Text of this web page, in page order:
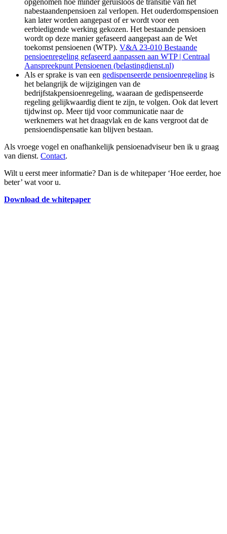
opgenomen hoe minder geruisloos de transitie van het
nabestaandenpensioen zal verlopen. Het ouderdomspensioen
kan later worden aangepast of er wordt voor een
eerbiedigende werking gekozen. Het bestaande pensioen
wordt op deze manier gefaseerd aangepast aan de Wet
toekomst pensioenen (WTP). V&A 23-010 Bestaande
pensioenregeling gefaseerd aanpassen aan WTP | Centraal
Aanspreekpunt Pensioenen (belastingdienst.nl)
Als er sprake is van een gedispenseerde pensioenregeling is
het belangrijk de wijzigingen van de
bedrijfstakpensioenregeling, waaraan de gedispenseerde
regeling gelijkwaardig dient te zijn, te volgen. Ook dat levert
tijdwinst op. Meer tijd voor communicatie naar de
werknemers wat het draagvlak en de kans vergroot dat de
pensioendispensatie kan blijven bestaan.
Als vroege vogel en onafhankelijk pensioenadviseur ben ik u graag
van dienst. Contact.
Wilt u eerst meer informatie? Dan is de whitepaper ‘Hoe eerder, hoe
beter’ wat voor u.
Download de whitepaper